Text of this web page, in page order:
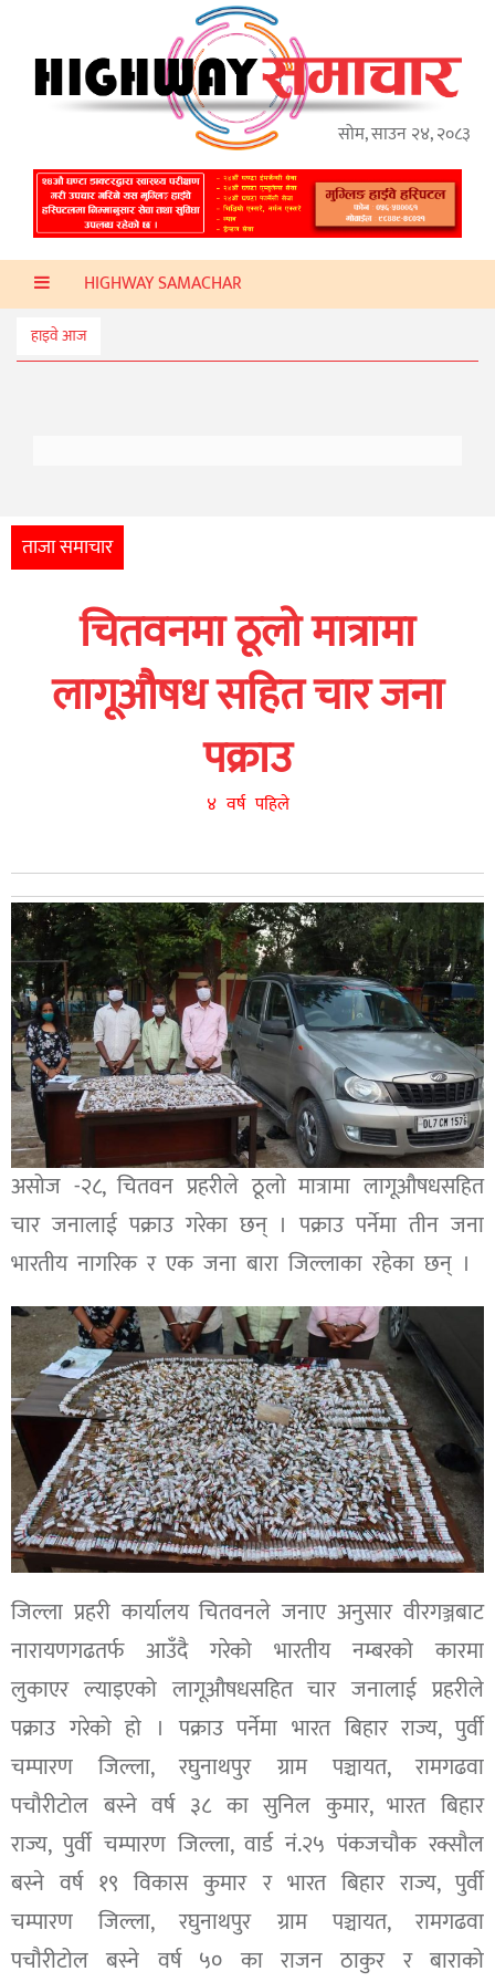
सोम, साउन २४, २०८३
गृहपृष्ठ
ताजा
समाचार
प्रदेश
प्रविधि
स्वास्थ्य
आर्थिक
युनिकोड
HIGHWAY SAMACHAR
हाइवे आज
ताजा समाचार
चितवनमा ठूलो मात्रामा
लागूऔषध सहित चार जना
पक्राउ
४ वर्ष पहिले
असोज -२८, चितवन प्रहरीले ठूलो मात्रामा लागूऔषधसहित
चार जनालाई पक्राउ गरेका छन् । पक्राउ पर्नेमा तीन जना
भारतीय नागरिक र एक जना बारा जिल्लाका रहेका छन् ।
जिल्ला प्रहरी कार्यालय चितवनले जनाए अनुसार वीरगञ्जबाट
नारायणगढतर्फ आउँदै गरेको भारतीय नम्बरको कारमा
लुकाएर ल्याइएको लागूऔषधसहित चार जनालाई प्रहरीले
पक्राउ गरेको हो । पक्राउ पर्नेमा भारत बिहार राज्य, पुर्वी
चम्पारण जिल्ला, रघुनाथपुर ग्राम पञ्चायत, रामगढवा
पचौरीटोल बस्ने वर्ष ३८ का सुनिल कुमार, भारत बिहार
राज्य, पुर्वी चम्पारण जिल्ला, वार्ड नं.२५ पंकजचौक रक्सौल
बस्ने वर्ष १९ विकास कुमार र भारत बिहार राज्य, पुर्वी
चम्पारण जिल्ला, रघुनाथपुर ग्राम पञ्चायत, रामगढवा
पचौरीटोल बस्ने वर्ष ५० का राजन ठाकुर र बाराको